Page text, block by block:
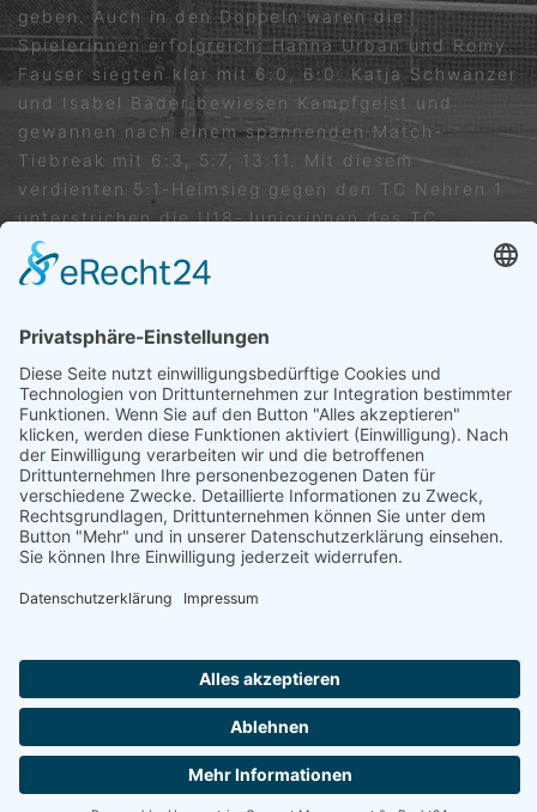
geben. Auch in den Doppeln waren die
Spielerinnen erfolgreich: Hanna Urban und Romy
Fauser siegten klar mit 6:0, 6:0. Katja Schwanzer
und Isabel Bader bewiesen Kampfgeist und
gewannen nach einem spannenden Match-
Tiebreak mit 6:3, 5:7, 13:11. Mit diesem
verdienten 5:1-Heimsieg gegen den TC Nehren 1
unterstrichen die U18-Juniorinnen des TC
Ergenzingen ihre starke Mannschaftsleistung.
TSV Lustnau – TC Herren 50 8:1
Trete uns ganz einfach bei ...
Wir freuen uns auf dich – Dein Tennisverein
Ergenzingen
HIER KLICKEN